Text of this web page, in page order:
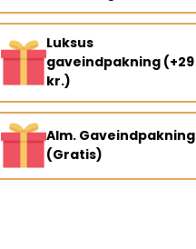
Luksus
gaveindpakning (+29
kr.)
Alm. Gaveindpakning
(Gratis)